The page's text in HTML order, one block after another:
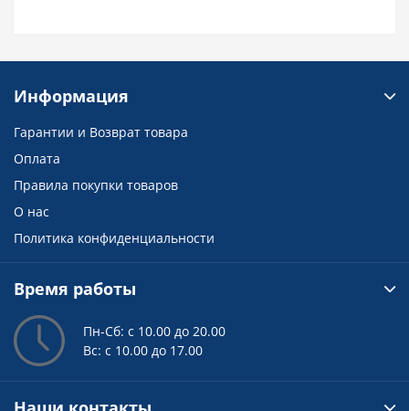
Информация
Гарантии и Возврат товара
Оплата
Правила покупки товаров
О нас
Политика конфиденциальности
Время работы
Пн-Сб: с 10.00 до 20.00
Вс: с 10.00 до 17.00